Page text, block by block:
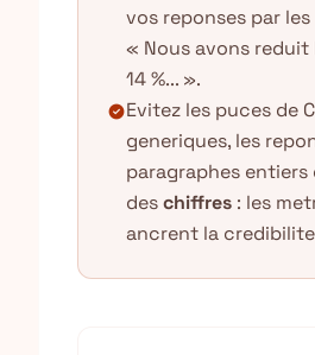
vos reponses par
« Nous avons
14 %... ».
check_circleEvitez les puces de
generiques, les
paragraphes entiers
deschiffres : les
ancrent la